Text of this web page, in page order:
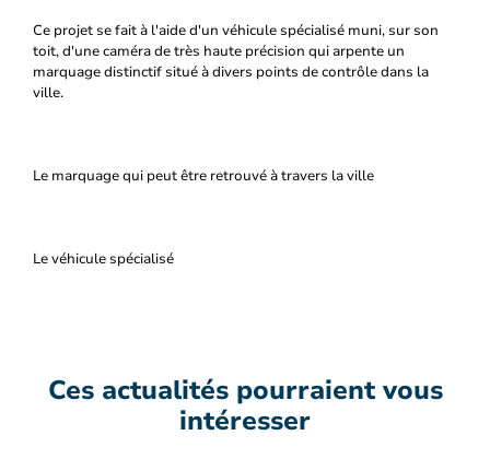
Ce projet se fait à l'aide d'un véhicule spécialisé muni, sur son
toit, d'une caméra de très haute précision qui arpente un
marquage distinctif situé à divers points de contrôle dans la
ville.
Le marquage qui peut être retrouvé à travers la ville
Le véhicule spécialisé
Ces actualités pourraient vous
intéresser